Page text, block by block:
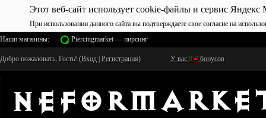
Этот веб-сайт использует cookie-файлы и сервис Яндекс
При использовании данного сайта вы подтверждаете свое согласие на
Наши магазины:
Piercingmarket — пирсинг
Добро пожаловать, Гость! (Вход Регистрация) У вас 0 ₽ бонусов